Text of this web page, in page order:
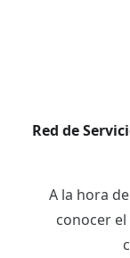
Red de
A la hora
conocer